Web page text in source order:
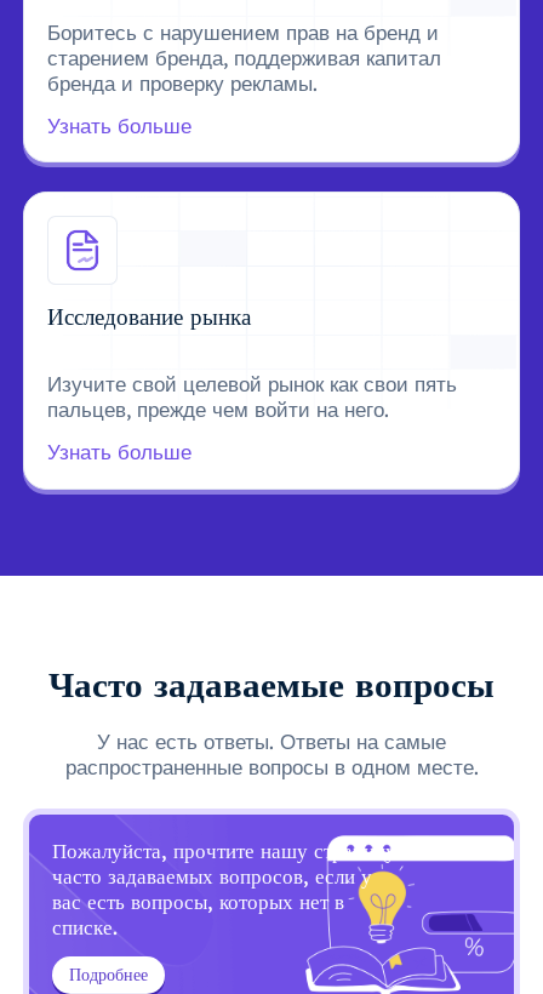
Боритесь с нарушением прав на бренд и
старением бренда, поддерживая капитал
бренда и проверку рекламы.
Узнать больше
Исследование рынка
Изучите свой целевой рынок как свои пять
пальцев, прежде чем войти на него.
Узнать больше
Часто задаваемые вопросы
У нас есть ответы. Ответы на самые
распространенные вопросы в одном месте.
Пожалуйста, прочтите нашу страницу
часто задаваемых вопросов, если у
вас есть вопросы, которых нет в
списке.
Подробнее